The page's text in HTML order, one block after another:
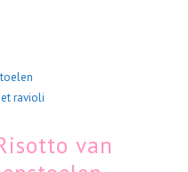
ravioli
van